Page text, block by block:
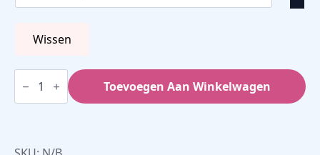
Wissen
SSParoT
Sniffin'
Parosmie
Toevoegen Aan Winkelwagen